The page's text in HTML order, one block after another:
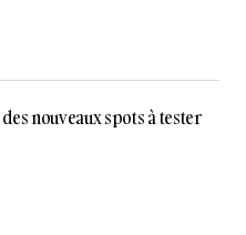
nouveaux spots à tester